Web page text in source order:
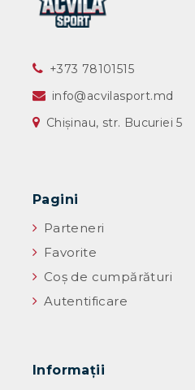
‎+373 78101515
info@acvilasport.md
Chișinau, str. Bucuriei 5
Pagini
Parteneri
Favorite
Coș de cumpărături
Autentificare
Informaţii